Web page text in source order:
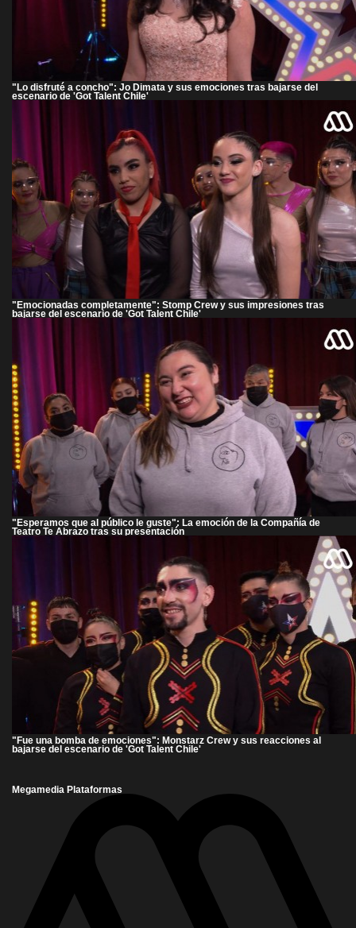
"Lo disfruté a concho": Jo Dimata y sus emociones tras bajarse del
escenario de 'Got Talent Chile'
"Emocionadas completamente": Stomp Crew y sus impresiones tras
bajarse del escenario de 'Got Talent Chile'
"Esperamos que al público le guste": La emoción de la Compañía de
Teatro Te Abrazo tras su presentación
"Fue una bomba de emociones": Monstarz Crew y sus reacciones al
bajarse del escenario de 'Got Talent Chile'
Megamedia Plataformas